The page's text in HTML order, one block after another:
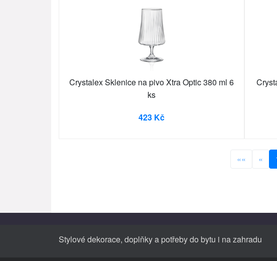
Crystalex Sklenice na pivo Xtra Optic 380 ml 6
ks
423 Kč
«« «
Stylové dekorace, doplňky a potřeby do bytu i na zahradu